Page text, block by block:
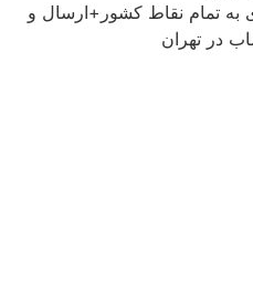
به تمام نقاط کشور+ارسال و
در تهران